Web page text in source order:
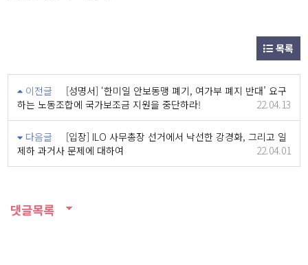
목록
이전글
[성명서] ‘한미일 안보동맹 폐기, 여가부 폐지 반대’ 요구
하는 노동조합에 국가보조금 지원을 중단하라!
22.04.13
다음글
[입장] ILO 사무총장 선거에서 낙선한 강경화, 그리고 일
제하 과거사 문제에 대하여
22.04.01
댓글목록